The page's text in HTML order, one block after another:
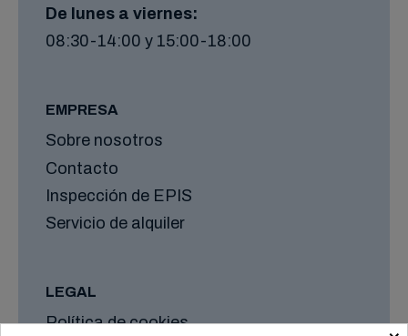
De lunes a viernes:
08:30-14:00 y 15:00-18:00
EMPRESA
Sobre nosotros
Contacto
Inspección de EPIS
Servicio de alquiler
LEGAL
Política de cookies